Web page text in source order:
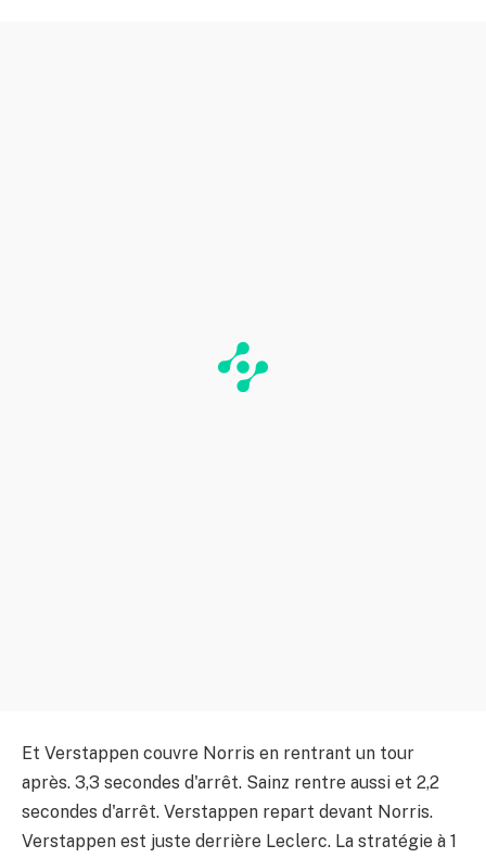
Et Verstappen couvre Norris en rentrant un tour
après. 3,3 secondes d'arrêt. Sainz rentre aussi et 2,2
secondes d'arrêt. Verstappen repart devant Norris.
Verstappen est juste derrière Leclerc. La stratégie à 1